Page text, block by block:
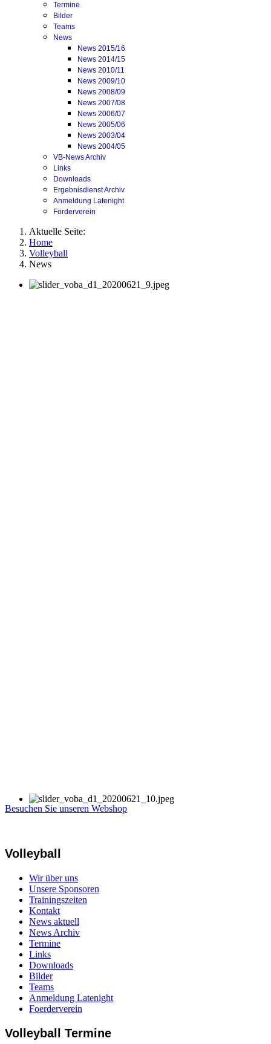
Termine
Bilder
Teams
News
News 2015/16
News 2014/15
News 2010/11
News 2009/10
News 2008/09
News 2007/08
News 2006/07
News 2005/06
News 2003/04
News 2004/05
VB-News Archiv
Links
Downloads
Ergebnisdienst Archiv
Anmeldung Latenight
Förderverein
Aktuelle Seite:
Home
Volleyball
News
Besuchen Sie unseren Webshop
Volleyball
Wir über uns
Unsere Sponsoren
Trainingszeiten
Kontakt
News aktuell
News Archiv
Termine
Links
Downloads
Bilder
Teams
Anmeldung Latenight
Foerderverein
Volleyball Termine